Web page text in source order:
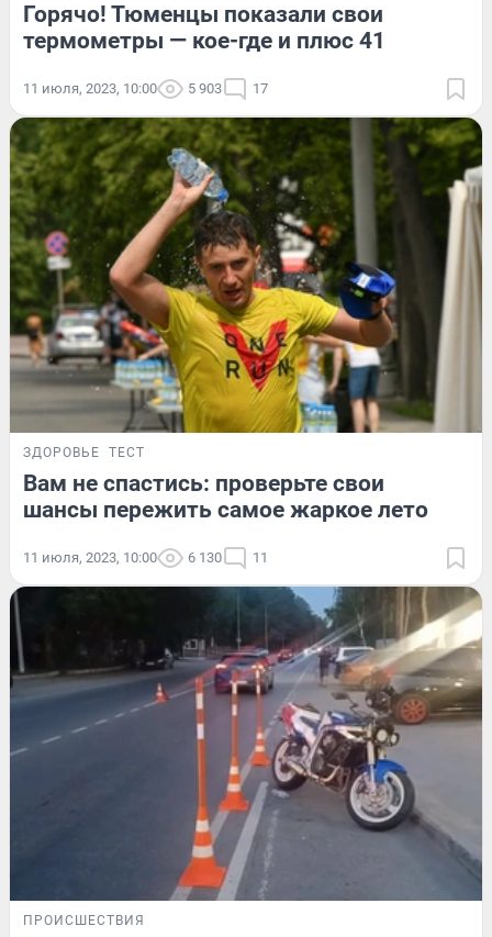
Горячо! Тюменцы показали свои
термометры — кое-где и плюс 41
11 июля, 2023, 10:00 5 903 17
ЗДОРОВЬЕ ТЕСТ
Вам не спастись: проверьте свои
шансы пережить самое жаркое лето
11 июля, 2023, 10:00 6 130 11
ПРОИСШЕСТВИЯ